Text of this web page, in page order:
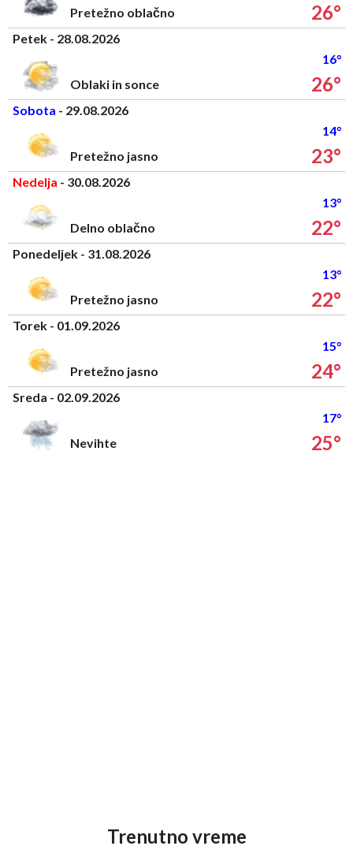
Pretežno oblačno
26°
Petek - 28.08.2026
16°
Oblaki in sonce
26°
Sobota - 29.08.2026
14°
Pretežno jasno
23°
Nedelja - 30.08.2026
13°
Delno oblačno
22°
Ponedeljek - 31.08.2026
13°
Pretežno jasno
22°
Torek - 01.09.2026
15°
Pretežno jasno
24°
Sreda - 02.09.2026
17°
Nevihte
25°
Trenutno vreme